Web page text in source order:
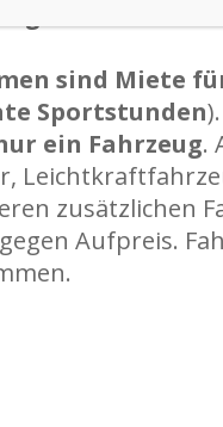
sind Miete
Sportstunden).
ein Fahrzeug.
zusätzlichen
Aufpreis.